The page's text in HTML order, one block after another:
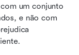
um conjunto
e não com